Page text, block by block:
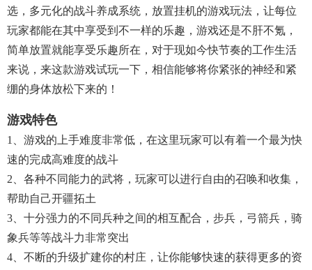
选，多元化的战斗养成系统，放置挂机的游戏玩法，让每位
玩家都能在其中享受到不一样的乐趣，游戏还是不肝不氪，
简单放置就能享受乐趣所在，对于现如今快节奏的工作生活
来说，来这款游戏试玩一下，相信能够将你紧张的神经和紧
绷的身体放松下来的！
游戏特色
1、游戏的上手难度非常低，在这里玩家可以有着一个最为快
速的完成高难度的战斗
2、各种不同能力的武将，玩家可以进行自由的召唤和收集，
帮助自己开疆拓土
3、十分强力的不同兵种之间的相互配合，步兵，弓箭兵，骑
象兵等等战斗力非常突出
4、不断的升级扩建你的村庄，让你能够快速的获得更多的资